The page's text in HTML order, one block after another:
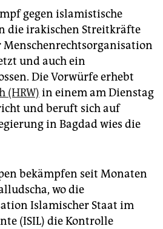
gegen islamistische
die irakischen Streitkräfte
Menschenrechtsorganisation
und auch ein
Die Vorwürfe erhebt
(HRW) in einem am Dienstag
und beruft sich auf
in Bagdad wies die
bekämpfen seit Monaten
wo die
Islamischer Staat im
(ISIL) die Kontrolle